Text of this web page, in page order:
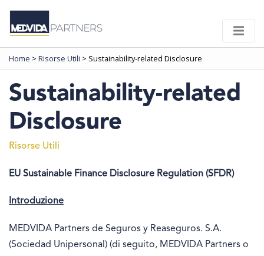
Home > Risorse Utili > Sustainability-related Disclosure
Sustainability-related
Disclosure
Risorse Utili
EU Sustainable Finance Disclosure Regulation (SFDR)
Introduzione
MEDVIDA Partners de Seguros y Reaseguros. S.A.
(Sociedad Unipersonal) (di seguito, MEDVIDA Partners o